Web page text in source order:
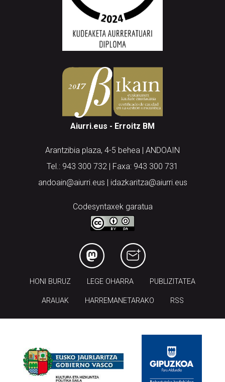
Aiurri.eus - Erroitz BM
Arantzibia plaza, 4-5 behea | ANDOAIN
Tel.: 943 300 732 | Faxa: 943 300 731
andoain@aiurri.eus | idazkaritza@aiurri.eus
Codesyntaxek garatua
HONI BURUZ LEGE OHARRA PUBLIZITATEA
ARAUAK HARREMANETARAKO RSS